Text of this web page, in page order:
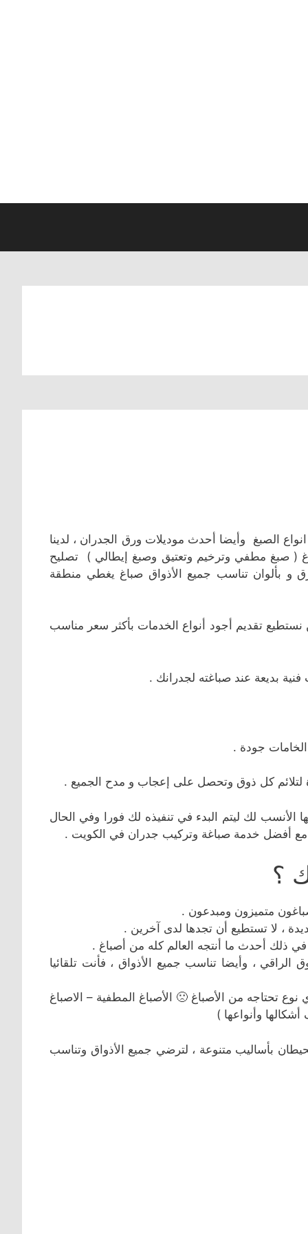
الصبغ وأيضا أحدث موديلات ورق الجدران ، لدينا
( صبغ مطفي وترخيم وتعتيق وصبغ إيطالي ) تصليح
و بألوان تناسب جميع الأذواق صباغ يغطي منطقة
تقديم أجود أنواع الخدمات بأكثر سعر مناسب
بديعة عند صباغته لجدرانك .
الخامات جودة .
لتلائم كل ذوق وتحصل على إعجاب و مدح الجميع .
الأنسب لك ليتم البدء في تنفيذه لك فورا وفي الحال
أفضل خدمة صباغة وتركيب جدران في الكويت .
؟
متميزون ومبدعون .
، لا تستطيع أن تجدها لدى آخرين .
ذلك أحدث ما أنتجه العالم كله من أصباغ .
، وأيضا تناسب جميع الأذواق ، فأنت تلقائيا
نوع تحتاجه من الأصباغ 🙁 الأصباغ المطفية – الاصباغ
وأنواعها )
بأساليب متنوعة ، لترضي جميع الأذواق وتناسب